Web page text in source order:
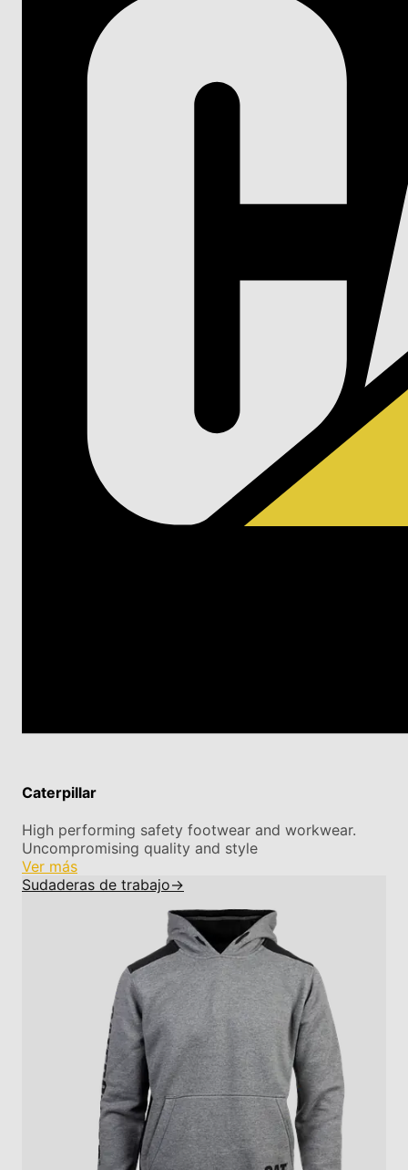
Caterpillar
High performing safety footwear and workwear.
Uncompromising quality and style
Ver más
Sudaderas de trabajo→